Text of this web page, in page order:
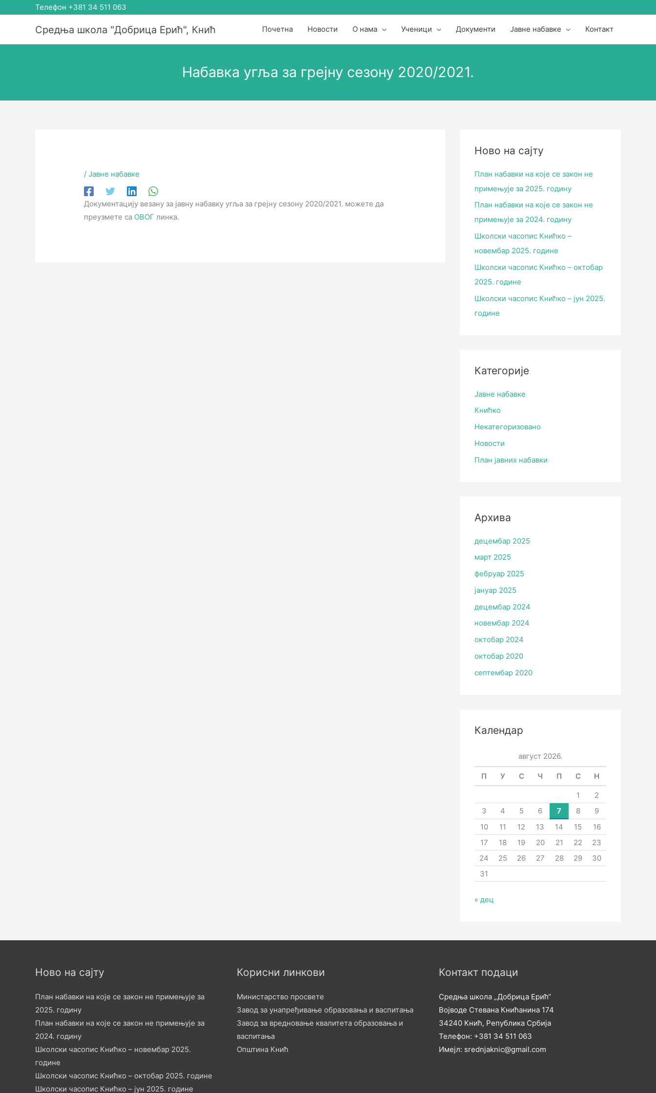
Телефон +381 34 511 063
Средња школа "Добрица Ерић", Кнић Почетна Новости О нама Ученици Документи Јавне набавке Контакт
Набавка угља за грејну сезону 2020/2021.
/Јавне набавке
Документацију везану за јавну набавку угља за грејну сезону 2020/2021. можете да
преузмете са ОВОГ линка.
Ново на сајту
План набавки на које се закон не
примењује за 2025. годину
План набавки на које се закон не
примењује за 2024. годину
Школски часопис Книћко –
новембар 2025. године
Школски часопис Книћко – октобар
2025. године
Школски часопис Книћко – јун 2025.
године
Категорије
Јавне набавке
Книћко
Некатегоризовано
Новости
План јавних набавки
Архива
децембар 2025
март 2025
фебруар 2025
јануар 2025
децембар 2024
новембар 2024
октобар 2024
октобар 2020
септембар 2020
Календар
август 2026.
П У С Ч П С Н
1
2
3
4 5 6 7 8
9
10
11 12 13 14 15
16
17
18 19 20 21 22
23
24
25 26 27 28 29
30
31
« дец
Ново на сајту
План набавки на које се закон не примењује за
2025. годину
План набавки на које се закон не примењује за
2024. годину
Школски часопис Книћко – новембар 2025.
године
Школски часопис Книћко – октобар 2025. године
Школски часопис Книћко – јун 2025. године
Корисни линкови
Министарство просвете
Завод за унапређивање образовања и васпитања
Завод за вредновање квалитета образовања и
васпитања
Општина Кнић
Контакт подаци
Средња школа „Добрица Ерић“
Војводе Стевана Книћанина 174
34240 Кнић, Република Србија
Телефон: +381 34 511 063
Имејл: srednjaknic@gmail.com